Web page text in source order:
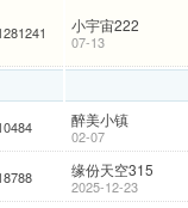
小宇宙222
07-13
醉美小镇
02-07
缘份天空315
2025-12-23